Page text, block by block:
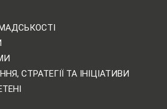
СТРАТЕГІЇ ТА ІНІЦІАТИВИ